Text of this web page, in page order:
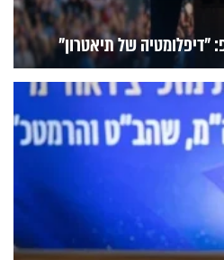
"דיפלומטיה של תיאטרון"